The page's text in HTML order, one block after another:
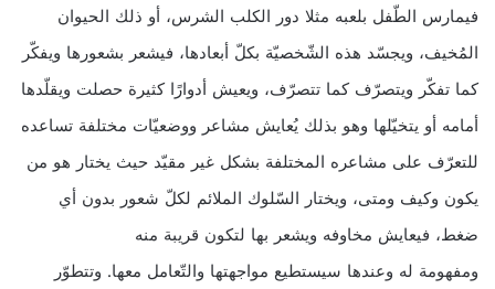
فيمارس الطّفل بلعبه مثلا دور الكلب الشرس، أو ذلك الحيوان
المُخيف، ويجسّد هذه الشّخصيّة بكلّ أبعادها، فيشعر بشعورها ويفكّر
كما تفكّر ويتصرّف كما تتصرّف، ويعيش أدوارًا كثيرة حصلت ويقلّدها
أمامه أو يتخيّلها وهو بذلك يُعايش مشاعر ووضعيّات مختلفة تساعده
للتعرّف على مشاعره المختلفة بشكل غير مقيّد حيث يختار هو من
يكون وكيف ومتى، ويختار السّلوك الملائم لكلّ شعور بدون أي
ضغط، فيعايش مخاوفه ويشعر بها لتكون قريبة منه
ومفهومة له وعندها سيستطيع مواجهتها والتّعامل معها. وتتطوّر